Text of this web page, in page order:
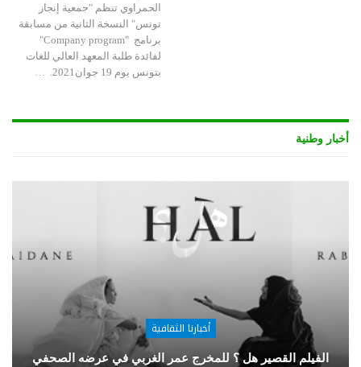
الحمراوي تنظم "جمعية إنجاز
تونس" النسخة الثانية من مسابقة
برنامج "Company program"
لفائدة طلبة المعهد العالي للغات
بتونس يوم 19 جوان2021. …
أخبار وطنية
أخبارنا الثقافية
الفيلم القصير هل ؟ للمخرج عمر الغربي في عرضه الصحفي